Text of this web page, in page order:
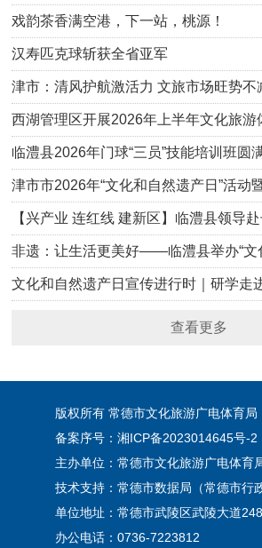
戏韵茶香满空港，下一站，桃源！
汉寿匹克球斩获全省亚军
津市：清风护航激活力 文旅市场旺势不
西湖管理区开展2026年上半年文化旅游
教）行业安…
临澧县2026年门球“三员”技能培训班圆
全民健…
津市市2026年“文化和自然遗产日”活动
化遗产…
【兴产业 连红线 建新区】临澧县领导
界开展…
非遗：让生活更美好——临澧县举办“文
产日”…
文化和自然遗产日宣传进行时｜研学走
查看更多
版权所有 常德市文化旅游广电体育局
备案序号：湘ICP备2023014645号-2
主办单位：常德市文化旅游广电体育
技术支持：常德市数据局（常德市行
单位地址：常德市武陵区武陵大道
办公电话：0736-7223812